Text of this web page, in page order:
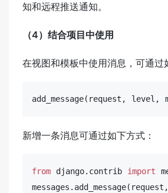
知和远程推送通知。
（4）结合项目中使用
在视图和模板中使用消息，可通过
add _message( request , level ,
新增一条消息可通过如下方式：
from django.contrib import